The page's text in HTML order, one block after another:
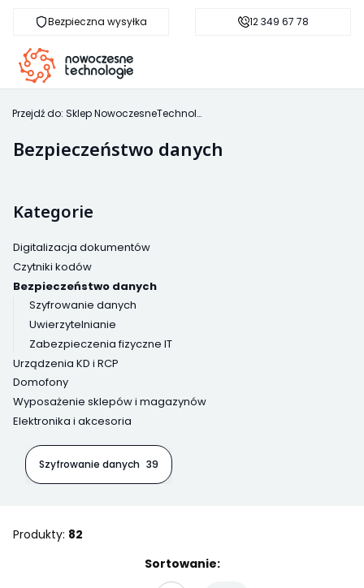
Bezpieczna wysyłka Darmowa dostawa od 500 zł
12 349 67 78
Przejdź do: Sklep NowoczesneTechnologie.pl
Bezpieczeństwo danych
Kategorie
Digitalizacja dokumentów
Czytniki kodów
Bezpieczeństwo danych
Szyfrowanie danych
Uwierzytelnianie
Zabezpieczenia fizyczne IT
Urządzenia KD i RCP
Domofony
Wyposażenie sklepów i magazynów
Elektronika i akcesoria
Koniec menu
Szyfrowanie danych 39
Produkty: 82
Sortowanie: